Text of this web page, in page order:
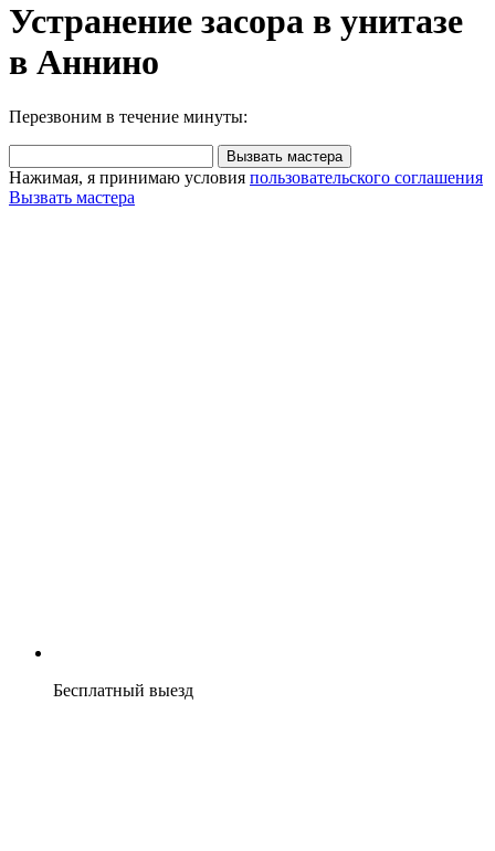
Устранение засора в унитазе
в Аннино
Перезвоним в течение минуты:
Вызвать мастера
Нажимая, я принимаю условия пользовательского соглашения
Вызвать мастера
Бесплатный выезд